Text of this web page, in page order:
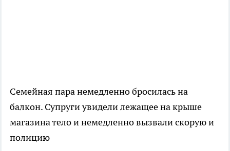
Семейная пара немедленно бросилась на
балкон. Супруги увидели лежащее на крыше
магазина тело и немедленно вызвали скорую и
полицию